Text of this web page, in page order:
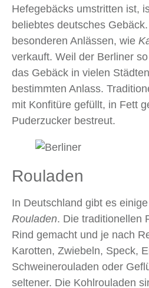
Hefegebäcks umstritten ist,
beliebtes deutsches
besonderen Anlässen, wie
verkauft. Weil der Berliner
das Gebäck in vielen
bestimmten Anlass.
mit Konfitüre gefüllt, in Fett
Puderzucker bestreut.
Rouladen
In Deutschland gibt es
Rouladen. Die traditionellen
Rind gemacht und je nach
Karotten, Zwiebeln, Speck,
Schweinerouladen oder
seltener. Die Kohlrouladen